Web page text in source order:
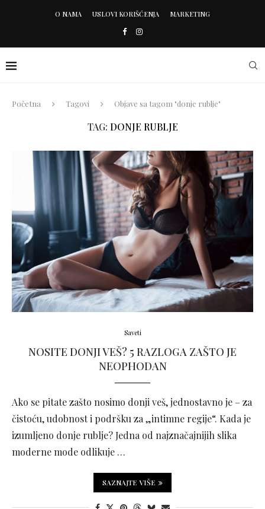
O NAMA USLOVI KORIŠĆENJA MARKETING
Početna Tagovi Objave sa tagom "donje rublje"
TAG: DONJE RUBLJE
Saveti
NOSITE DONJI VEŠ? 5 RAZLOGA ZAŠTO JE
NEOPHODAN
Ako se pitate zašto nosimo donji veš, jednostavno je – za
čistoću, udobnost i podršku za „intimne regije“. Kada je
izumljeno donje rublje? Jedna od najznačajnijih slika
moderne mode odlikuje …
SAZNAJTE VIŠE